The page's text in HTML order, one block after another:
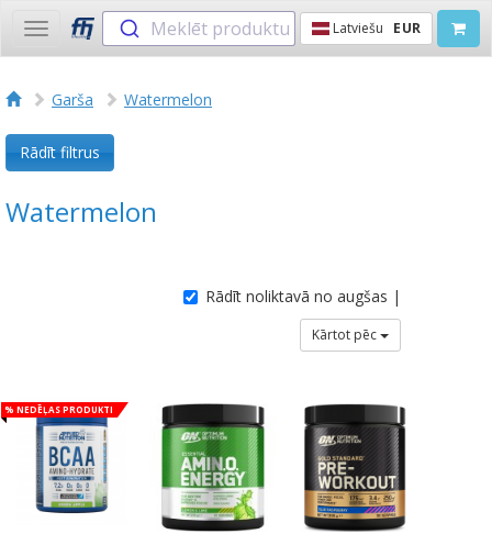
Toggle
navigation
Meklēt produktu Latviešu EUR
Garša Watermelon
Rādīt filtrus
Watermelon
Rādīt noliktavā no augšas |
Kārtot pēc
% Nedēļas produkti